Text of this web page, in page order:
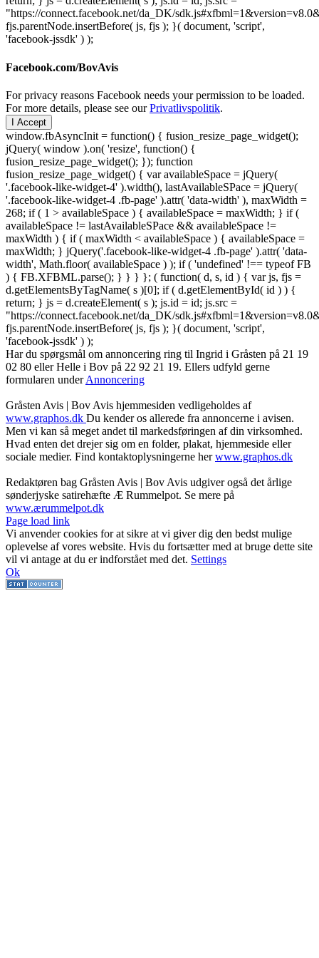
"https://connect.facebook.net/da_DK/
fjs.parentNode.insertBefore( js, fjs ); }( document, 'script',
'facebook-jssdk' ) );
Facebook.com/BovAvis
For privacy reasons Facebook needs your permission to be loaded.
For more details, please see ourPrivatlivspolitik.
I Accept
window.fbAsyncInit = function() { fusion_resize_page_widget();
jQuery( window ).on( 'resize', function() {
fusion_resize_page_widget(); }); function
fusion_resize_page_widget() { var availableSpace = jQuery(
'.facebook-like-widget-4' ).width(), lastAvailableSPace = jQuery(
'.facebook-like-widget-4 .fb-page' ).attr( 'data-width' ), maxWidth =
268; if ( 1 > availableSpace ) { availableSpace = maxWidth; } if (
availableSpace != lastAvailableSPace && availableSpace !=
maxWidth ) { if ( maxWidth < availableSpace ) { availableSpace =
maxWidth; } jQuery('.facebook-like-widget-4 .fb-page' ).attr( 'data-
width', Math.floor( availableSpace ) ); if ( 'undefined' !== typeof FB
) { FB.XFBML.parse(); } } } }; ( function( d, s, id ) { var js, fjs =
d.getElementsByTagName( s )[0]; if ( d.getElementById( id ) ) {
return; } js = d.createElement( s ); js.id = id; js.src =
"https://connect.facebook.net/da_DK/
fjs.parentNode.insertBefore( js, fjs ); }( document, 'script',
'facebook-jssdk' ) );
Har du spørgsmål om annoncering ring til Ingrid i Gråsten på 21 19
02 80 ‬eller Helle i Bov på 22 92 21 19‬. Ellers udfyld gerne
formularen underAnnoncering
Gråsten Avis | Bov Avis hjemmesiden vedligeholdes af
www.graphos.dk Du kender os allerede fra annoncerne i avisen.
Men vi kan så meget andet til markedsføringen af din virksomhed.
Hvad enten det drejer sig om en folder, plakat, hjemmeside eller
sociale medier. Find kontaktoplysningerne herwww.graphos.dk
Redaktøren bag Gråsten Avis | Bov Avis udgiver også det årlige
sønderjyske satirehæfte Æ Rummelpot. Se mere på
www.ærummelpot.dk
Facebook
Facebook
Facebook
Facebook
Instagram
Instagram
Instagram
LinkedIn
Page load link
Vi anvender cookies for at sikre at vi giver dig den bedst mulige
oplevelse af vores website. Hvis du fortsætter med at bruge dette site
vil vi antage at du er indforstået med det. Settings
Ok
Go